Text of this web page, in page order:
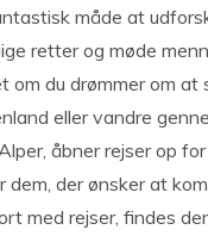
måde at
retter og møde
om du drømmer om at
eller vandre
åbner rejser op for
dem, der ønsker at
med rejser, findes